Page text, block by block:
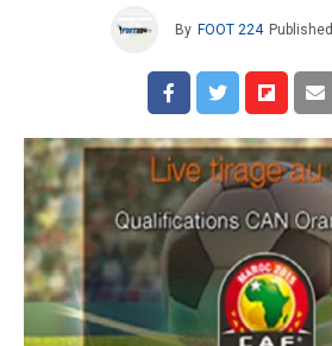
By FOOT 224 Published